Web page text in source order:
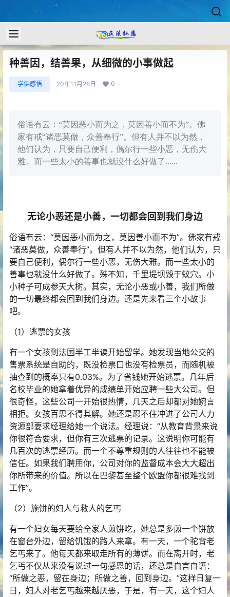
种善因，结善果，从细微的小事做起
学佛感悟 20年11月28日 0
俗语有云：“莫因恶小而为之，莫因善小而不为”。佛
家有戒“诸恶莫做，众善奉行”。但有人并不以为然，
他们认为，只要自己便利，偶尔行一些小恶，无伤大
雅。而一些太小的善事也就没什么好做了......
无论小恶还是小善，一切都会回到我们身边
俗语有云：“莫因恶小而为之，莫因善小而不为”。佛家有戒
“诸恶莫做，众善奉行”。但有人并不以为然，他们认为，只
要自己便利，偶尔行一些小恶，无伤大雅。而一些太小的
善事也就没什么好做了。殊不知，千里堤坝毁于蚁穴。小
小种子可成参天大树。其实，无论小恶或小善，我们所做
的一切最终都会回到我们身边。还是先来看三个小故事
吧。
（1）逃票的女孩
有一个女孩到法国半工半读开始留学。她发现当地公交的
售票系统是自助的，既没检票口也没有检票员，而随机被
抽查到的概率只有0.03%。为了省钱她开始逃票。几年后
名校毕业的她拿着优异的成绩单开始应聘一些大公司。但
很奇怪，这些公司一开始很热情，几天之后却都对她婉言
相拒。女孩百思不得其解。她还是忍不住冲进了公司人力
资源部要求经理给她一个说法。经理说：“从教育背景来说
你很符合要求，但你有三次逃票的记录。这说明你可能有
几百次的逃票经历。而一个不尊重规则的人往往也不能被
信任。如果我们聘用你，公司对你的监督成本会大大超出
你所带来的价值。所以在巴黎甚至整个欧盟你都很难找到
工作”。
（2）施饼的妇人与救人的乞丐
有一个妇女每天要给全家人煎饼吃，她总是多煎一个饼放
在窗台外边，留给饥饿的路人来拿。有一天，一个驼背老
乞丐来了。他每天都来取走所有的薄饼。而在离开时，老
乞丐不仅从来没有说过一句感恩的话，还总是自言自语：
“所做之恶，留在身边；所做之善，回到身边。”这样日复一
日，妇人对老乞丐越来越厌恶，于是，有一天，这个妇人